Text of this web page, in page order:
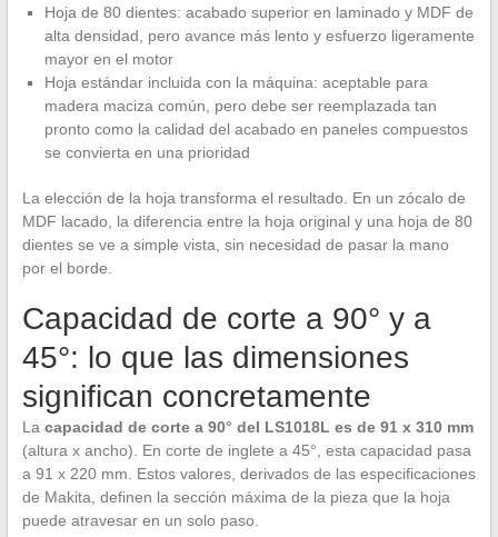
Hoja de 80 dientes: acabado superior en laminado y MDF de
alta densidad, pero avance más lento y esfuerzo ligeramente
mayor en el motor
Hoja estándar incluida con la máquina: aceptable para
madera maciza común, pero debe ser reemplazada tan
pronto como la calidad del acabado en paneles compuestos
se convierta en una prioridad
La elección de la hoja transforma el resultado. En un zócalo de
MDF lacado, la diferencia entre la hoja original y una hoja de 80
dientes se ve a simple vista, sin necesidad de pasar la mano
por el borde.
Capacidad de corte a 90° y a
45°: lo que las dimensiones
significan concretamente
La capacidad de corte a 90° del LS1018L es de 91 x 310 mm
(altura x ancho). En corte de inglete a 45°, esta capacidad pasa
a 91 x 220 mm. Estos valores, derivados de las especificaciones
de Makita, definen la sección máxima de la pieza que la hoja
puede atravesar en un solo paso.